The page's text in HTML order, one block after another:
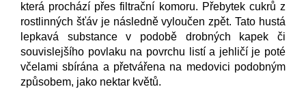
která prochází přes filtrační komoru. Přebytek cukrů z
rostlinných šťáv je následně vyloučen zpět. Tato hustá
lepkavá substance v podobě drobných kapek či
souvislejšího povlaku na povrchu listí a jehličí je poté
včelami sbírána a přetvářena na medovici podobným
způsobem, jako nektar květů.